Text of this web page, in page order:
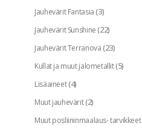
Jauhevärit Fantasia(3)
Jauhevärit Sunshine(22)
Jauhevärit Terranova(23)
Kullat ja muut jalometallit(5)
Lisäaineet(4)
Muut jauhevärit(2)
Muut posliininmaalaus- tarvikkeet